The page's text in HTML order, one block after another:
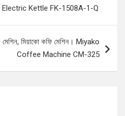
Electric Kettle FK-1508A-1-Q
মেশিন, মিয়াকো কফি মেশিন। Miyako
Coffee Machine CM-325